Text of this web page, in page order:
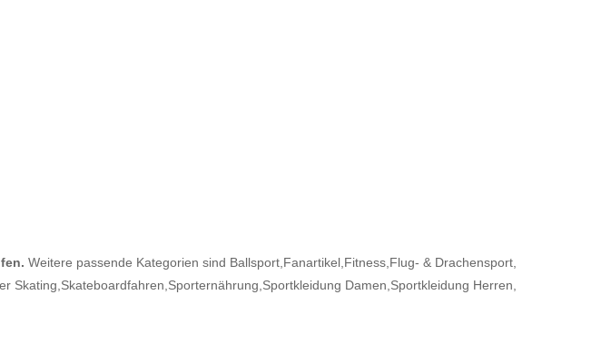
Weitere passende Kategorien sind Ballsport, Fanartikel, Fitness, Flug- & Drachensport,
Skating, Skateboardfahren, Sporternährung, Sportkleidung Damen, Sportkleidung Herren,